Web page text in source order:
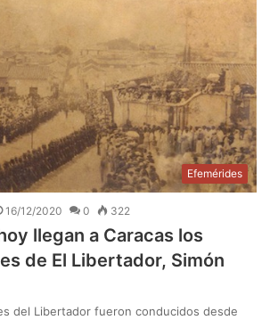
Efemérides
16/12/2020 0 322
llegan a Caracas los
de El Libertador, Simón
del Libertador fueron conducidos desde